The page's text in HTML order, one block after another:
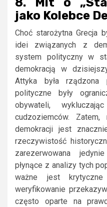
jako Kolebce
Choć starożytna Grecja
idei związanych z
system polityczny w
demokracją w
Attyka była
polityczne były
obywateli,
cudzoziemców.
demokracji jest
rzeczywistość
zarezerwowana
płynące z analizy tych
ważne jest
weryfikowanie
często oparte na